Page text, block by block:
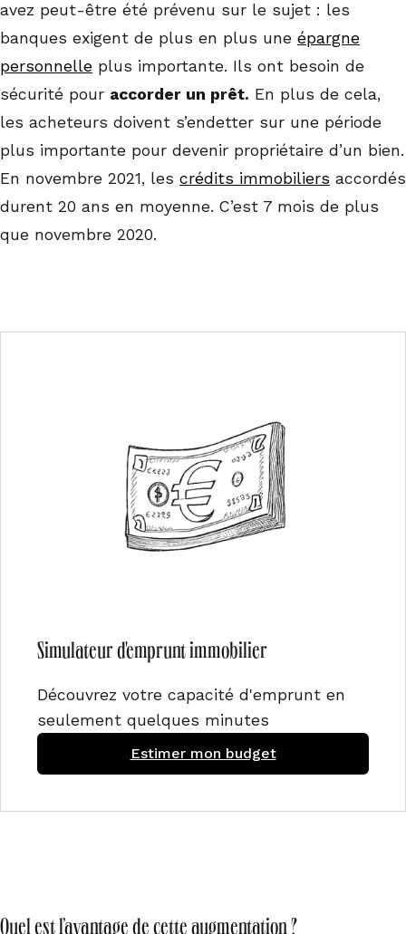
avez peut-être été prévenu sur le sujet : les
banques exigent de plus en plus une épargne
personnelle plus importante. Ils ont besoin de
sécurité pour accorder un prêt. En plus de cela,
les acheteurs doivent s’endetter sur une période
plus importante pour devenir propriétaire d’un bien.
En novembre 2021, les crédits immobiliers accordés
durent 20 ans en moyenne. C’est 7 mois de plus
que novembre 2020.
Simulateur d'emprunt immobilier
Découvrez votre capacité d'emprunt en
seulement quelques minutes
Estimer mon budget
Quel est l’avantage de cette augmentation ?